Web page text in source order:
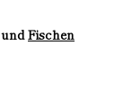
undFischen